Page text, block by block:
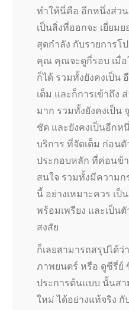
ทำให้นี่คือ อีกหนึ่งส่ว
เป็นสิ่งที่ออกจะ เยี่ยม
สุดกำลัง กับรายการโ
คุณ คุณจะดูกี่รอบ เมื่อ
ก็ได้ รวมทั้งยังคงเป็น
เต็ม และก็การเข้าถึง
มาก รวมทั้งยังคงเป็น
ชัด และยังคงเป็นอีกห
บริการ ที่จัดเต็ม ก่อน
ประกอบหลัก ที่ค่อนข้
สนใจ รวมทั้งมีความก
นี้ อย่างเหมาะควร เ
พร้อมเพรียง และเป็น
สงสัย
ก็เลยสามารถสรุปได้ว่
ภาพยนตร์ หรือ ดูซีรี่ย์
ประการต้นแบบ นั้นส
ใหม่ ได้อย่างแท้จริง กั